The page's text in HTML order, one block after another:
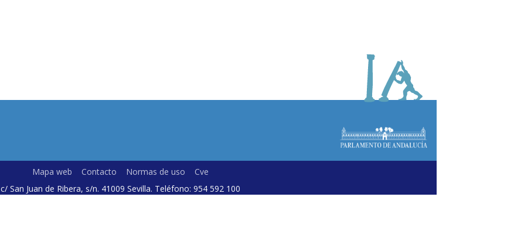
Mapa web Contacto Normas de uso
Cve
c/ San Juan de Ribera, s/n. 41009 Sevilla. Teléfono: 954 592 100